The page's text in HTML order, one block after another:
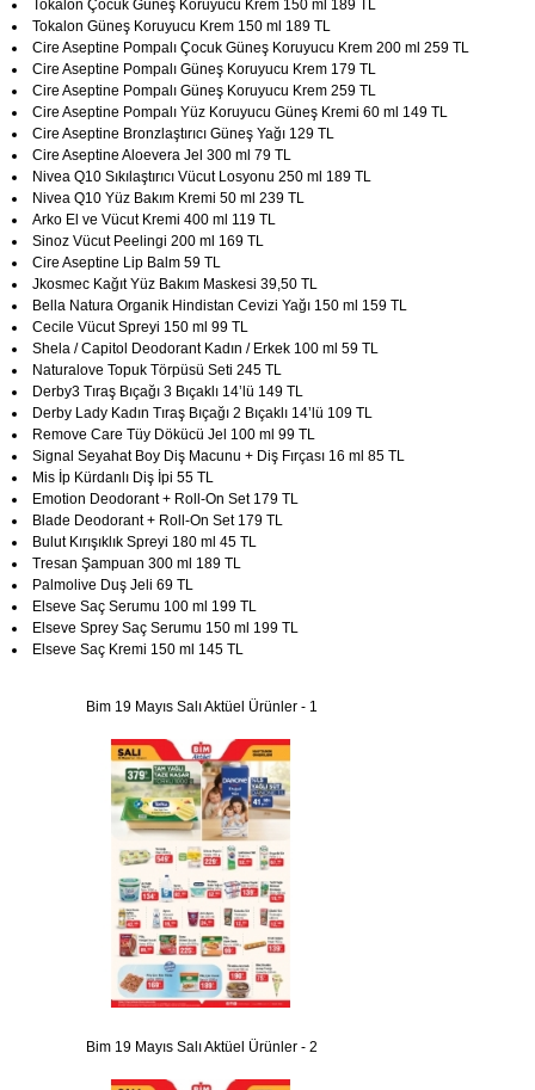
Tokalon Çocuk Güneş Koruyucu Krem 150 ml 189 TL
Tokalon Güneş Koruyucu Krem 150 ml 189 TL
Cire Aseptine Pompalı Çocuk Güneş Koruyucu Krem 200 ml 259 TL
Cire Aseptine Pompalı Güneş Koruyucu Krem 179 TL
Cire Aseptine Pompalı Güneş Koruyucu Krem 259 TL
Cire Aseptine Pompalı Yüz Koruyucu Güneş Kremi 60 ml 149 TL
Cire Aseptine Bronzlaştırıcı Güneş Yağı 129 TL
Cire Aseptine Aloevera Jel 300 ml 79 TL
Nivea Q10 Sıkılaştırıcı Vücut Losyonu 250 ml 189 TL
Nivea Q10 Yüz Bakım Kremi 50 ml 239 TL
Arko El ve Vücut Kremi 400 ml 119 TL
Sinoz Vücut Peelingi 200 ml 169 TL
Cire Aseptine Lip Balm 59 TL
Jkosmec Kağıt Yüz Bakım Maskesi 39,50 TL
Bella Natura Organik Hindistan Cevizi Yağı 150 ml 159 TL
Cecile Vücut Spreyi 150 ml 99 TL
Shela / Capitol Deodorant Kadın / Erkek 100 ml 59 TL
Naturalove Topuk Törpüsü Seti 245 TL
Derby3 Tıraş Bıçağı 3 Bıçaklı 14’lü 149 TL
Derby Lady Kadın Tıraş Bıçağı 2 Bıçaklı 14’lü 109 TL
Remove Care Tüy Dökücü Jel 100 ml 99 TL
Signal Seyahat Boy Diş Macunu + Diş Fırçası 16 ml 85 TL
Mis İp Kürdanlı Diş İpi 55 TL
Emotion Deodorant + Roll-On Set 179 TL
Blade Deodorant + Roll-On Set 179 TL
Bulut Kırışıklık Spreyi 180 ml 45 TL
Tresan Şampuan 300 ml 189 TL
Palmolive Duş Jeli 69 TL
Elseve Saç Serumu 100 ml 199 TL
Elseve Sprey Saç Serumu 150 ml 199 TL
Elseve Saç Kremi 150 ml 145 TL
Bim 19 Mayıs Salı Aktüel Ürünler - 1
Bim 19 Mayıs Salı Aktüel Ürünler - 2